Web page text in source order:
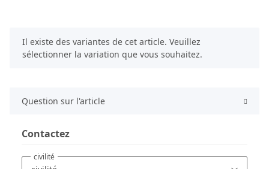
xIl existe des variantes de cet article. Veuillez
sélectionner la variation que vous souhaitez.
Question sur l'article
Contactez
civilité